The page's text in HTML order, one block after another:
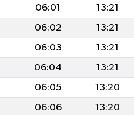
06:01
13:21
06:02
13:21
06:03
13:21
06:04
13:21
06:05
13:20
06:06
13:20